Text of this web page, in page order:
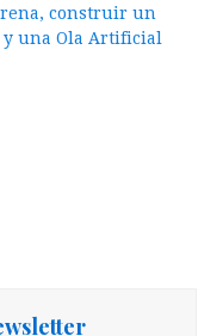
construir un
y una Ola Artificial